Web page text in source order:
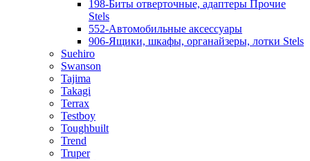
198-Биты отверточные, адаптеры Прочие
Stels
552-Автомобильные аксессуары
906-Ящики, шкафы, органайзеры, лотки Stels
Suehiro
Swanson
Tajima
Takagi
Terrax
Testboy
Toughbuilt
Trend
Truper